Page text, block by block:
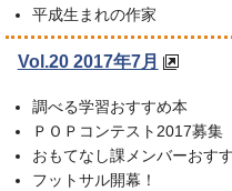
平成生まれの作家
Vol.20 2017年7月
調べる学習おすすめ本
ＰＯＰコンテスト2017募集
おもてなし課メンバーおす
フットサル開幕！